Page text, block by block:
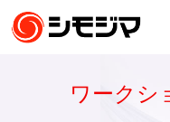
ワークシ